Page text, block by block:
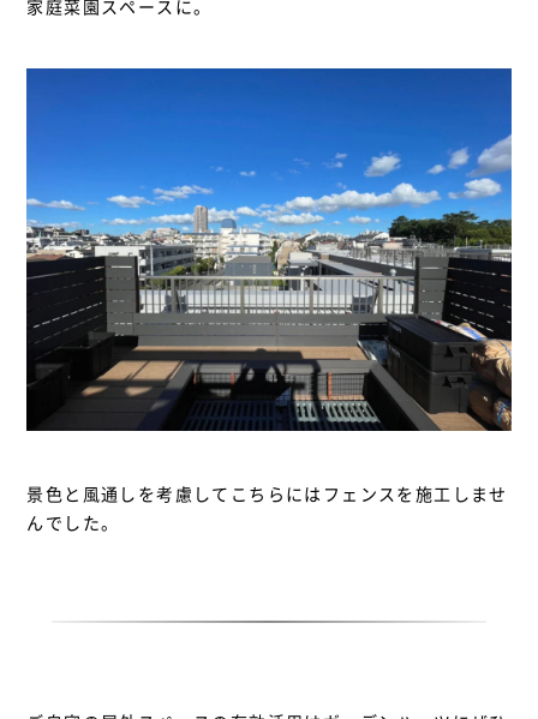
家庭菜園スペースに。
景色と風通しを考慮してこちらにはフェンスを施工しませ
んでした。